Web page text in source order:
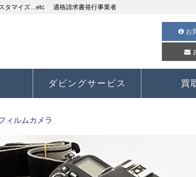
タマイズ...etc 適格請求書発行事業者
お
ダビングサービス 買
ィルムカメラ